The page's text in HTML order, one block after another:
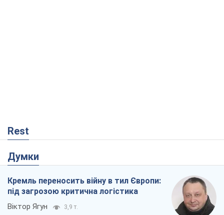
Rest
Думки
Кремль переносить війну в тил Європи:
під загрозою критична логістика
Віктор Ягун 3,9 т.